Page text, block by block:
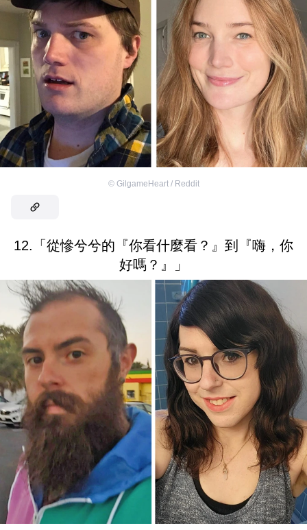
© GilgameHeart / Reddit
12.「從慘兮兮的『你看什麼看？』到『嗨，你
好嗎？』」